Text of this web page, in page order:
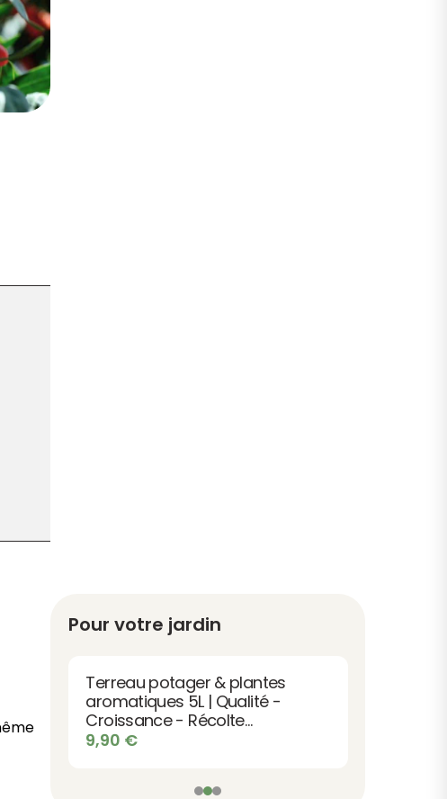
Pour votre jardin
Terreau potager & plantes
aromatiques 5L | Qualité -
Croissance - Récolte
abondante
9,90 €